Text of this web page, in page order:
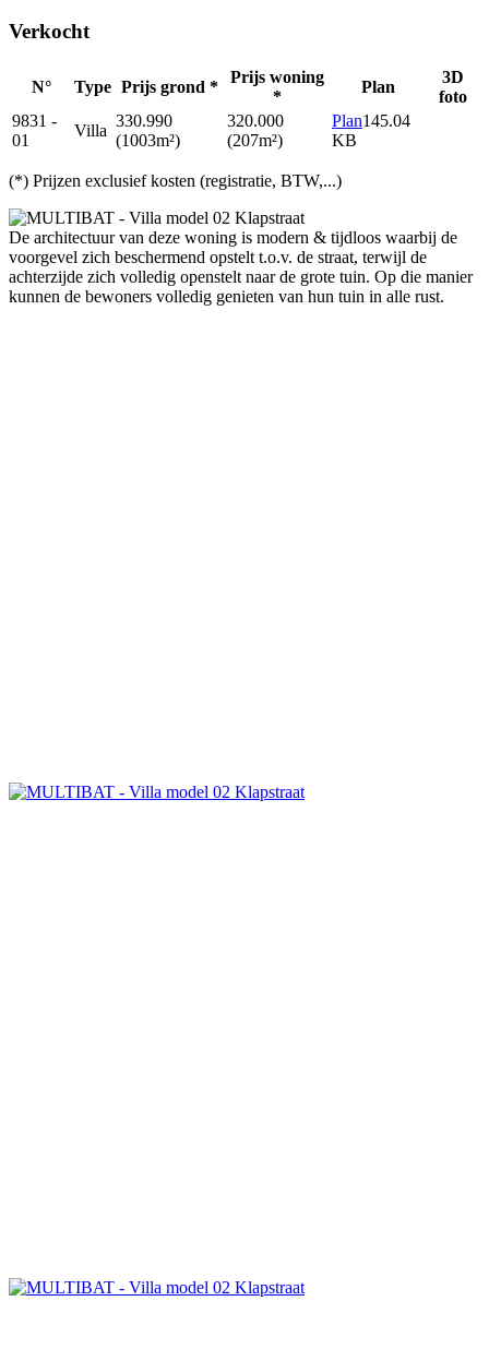
Verkocht
N° Type Prijs grond *
Prijs woning
*
Plan
3D
foto
9831 -
01
Villa
330.990
(1003m²)
320.000
(207m²)
Plan145.04
KB
(*) Prijzen exclusief kosten (registratie, BTW,...)
De architectuur van deze woning is modern & tijdloos waarbij de
voorgevel zich beschermend opstelt t.o.v. de straat, terwijl de
achterzijde zich volledig openstelt naar de grote tuin. Op die manier
kunnen de bewoners volledig genieten van hun tuin in alle rust.